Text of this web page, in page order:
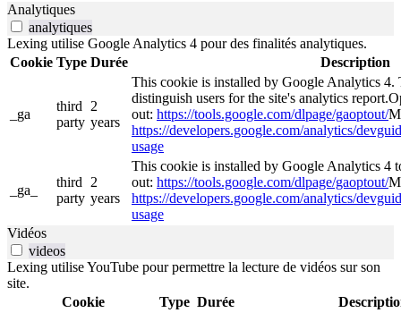
Analytiques
analytiques
Lexing utilise Google Analytics 4 pour des finalités analytiques.
Cookie Type Durée Description
_ga
third
party
2
years
This cookie is installed by Google Analytics 4.
distinguish users for the site's analytics
out: https://tools.google.com/dlpage/gaoptout/
https://developers.google.com/analytics/
usage
_ga_
third
party
2
years
This cookie is installed by Google Analytics 4
out: https://tools.google.com/dlpage/gaoptout/
https://developers.google.com/analytics/
usage
Vidéos
videos
Lexing utilise YouTube pour permettre la lecture de vidéos sur son
site.
Cookie
Type Durée